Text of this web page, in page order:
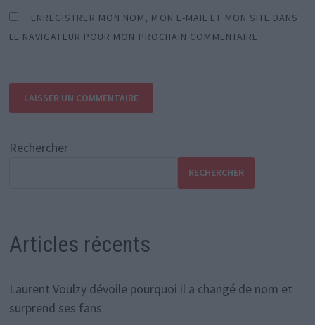
ENREGISTRER MON NOM, MON E-MAIL ET MON SITE DANS
LE NAVIGATEUR POUR MON PROCHAIN COMMENTAIRE.
Rechercher
RECHERCHER
Articles récents
Laurent Voulzy dévoile pourquoi il a changé de nom et
surprend ses fans